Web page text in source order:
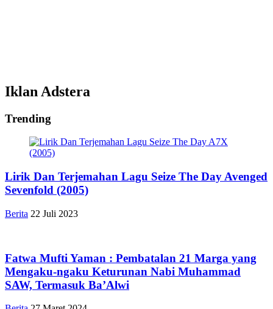
Iklan Adstera
Trending
Lirik Dan Terjemahan Lagu Seize The Day Avenged
Sevenfold (2005)
Berita 22 Juli 2023
Fatwa Mufti Yaman : Pembatalan 21 Marga yang
Mengaku-ngaku Keturunan Nabi Muhammad
SAW, Termasuk Ba’Alwi